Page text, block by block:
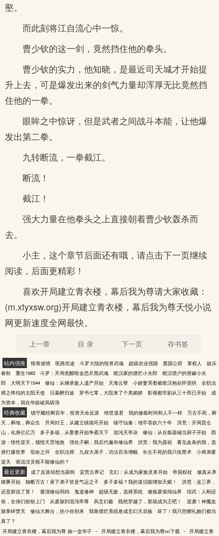
壑。
而此刻将江自流心中一惊。
曹少钦的这一剑，竟然挡住他的拳头。
曹少钦的实力，他知晓，是最近司天城才开始提
升上去，可是爆发出来的剑气力量却浑厚无比竟然挡
住他的一拳。
眼眸之中惊讶，但是武者之间战斗本能，让他爆
发出第二拳。
九转断流，一拳截江。
断流！
截江！
强大力量在他拳头之上直接朝着曹少钦轰杀而
去。
小主，这个章节后面还有哦，请点击下一页继续
阅读，后面更精彩！
喜欢开局建立青衣楼，幕后我为尊请大家收藏：
(m.xtyxsw.org)开局建立青衣楼，幕后我为尊天悦小说
网更新速度全网最快。
上一章 目 录 下一页 存书签
站内强推 恨骨迷情 医路坦途 斗罗大陆的怪兽武魂 超级农业强国 显国公府 掌权人
娱乐
春秋
重生1983 斗罗：开局觉醒暗金恐爪熊武魂 糙汉家的摆烂小夫郎
糙汉猎户的替嫁小夫
郎
大明天下1544 修仙：从继承敌人遗产开始 天海云孽 小娇妻哭着被糙汉抱在怀里哄
全职法
师之终结的太阳天使
日暮醉归途 穿书七零，大院来了个美媚娇 影视都市剧从三十而已开始
成
为资本，我在华娱破风斩浪
经典收藏 镇守藏经阁百年，投资天命反派 绝世道君 我的修炼时间和人不一样
万古不死，葬
天，葬地，葬众生
开局封王，从建立镇诡司开始 镇守仙秦：地牢吞妖六十年
洪荒：开局昆仑
山，化身亿亿万
多子多福，从娶妻开始争霸天下 混沌天帝诀 修仙：从在炼器铺当厨子开始
西
游：悟性逆天，领悟天罡地煞
强化子嗣：我后代遍布修仙界 洪荒：我为器祖
看见血条的我，选
择打爆世界
宿命之环 全职法师 九叔大弟子，功法百倍增幅 长生不死的我只练禁术
小师弟要
逆天
谁说没灵根不能修仙的？
最近更新 成了反派却想当舔狗 蛮荒古界记 玄幻：从成为家族灵兽开始 帝国权杖
修真从养
猪豚开始
独断万古！座下弟子皆是气运之子 多子多福？我的道侣能增加天赋！
洪荒：这三界，
还是朕说了算！
最强修仙弱鸡 鬼道修神 超级无敌，选择系统 修炼废柴闯仙界
综武：人刚还
俗，女侠们纷纷上门
从废脉到混沌帝尊 风爻幻薮 既然穿越了，那就成为王吧！
逆袭！神魔血
脉掌碎焚天
修仙大舞台，挂小你别来 我靠摆烂系统卷成玄幻天花板
坏了！我只想赠礼她们都当
真了？
开局建立青衣楼，幕后我为尊 抽一盒华子 - 开局建立青衣楼，幕后我为尊txt下载 - 开局建立青